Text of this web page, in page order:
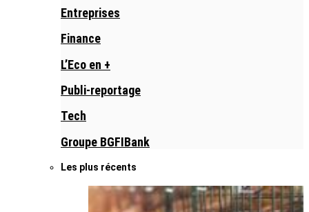
Entreprises
Finance
L’Eco en +
Publi-reportage
Tech
Groupe BGFIBank
Les plus récents